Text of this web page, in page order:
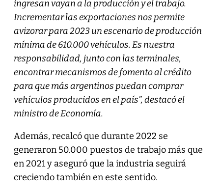
ingresan vayan a la producción y el trabajo.
Incrementar las exportaciones nos permite
avizorar para 2023 un escenario de producción
mínima de 610.000 vehículos. Es nuestra
responsabilidad, junto con las terminales,
encontrar mecanismos de fomento al crédito
para que más argentinos puedan comprar
vehículos producidos en el país”, destacó el
ministro de Economía.
Además, recalcó que durante 2022 se
generaron 50.000 puestos de trabajo más que
en 2021 y aseguró que la industria seguirá
creciendo también en este sentido.